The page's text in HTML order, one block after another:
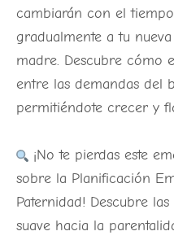
cambiarán con el
gradualmente a tu
madre. Descubre cómo
entre las demandas del
permitiéndote crecer y
¡No te pierdas este
sobre la Planificación
Paternidad! Descubre
suave hacia la